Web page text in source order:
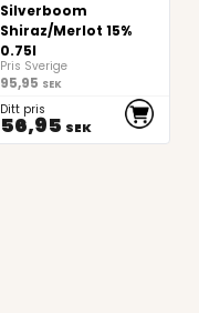
Silverboom
Shiraz/Merlot 15%
0.75l
Pris Sverige
95,95 SEK
Ditt pris
56,95 SEK